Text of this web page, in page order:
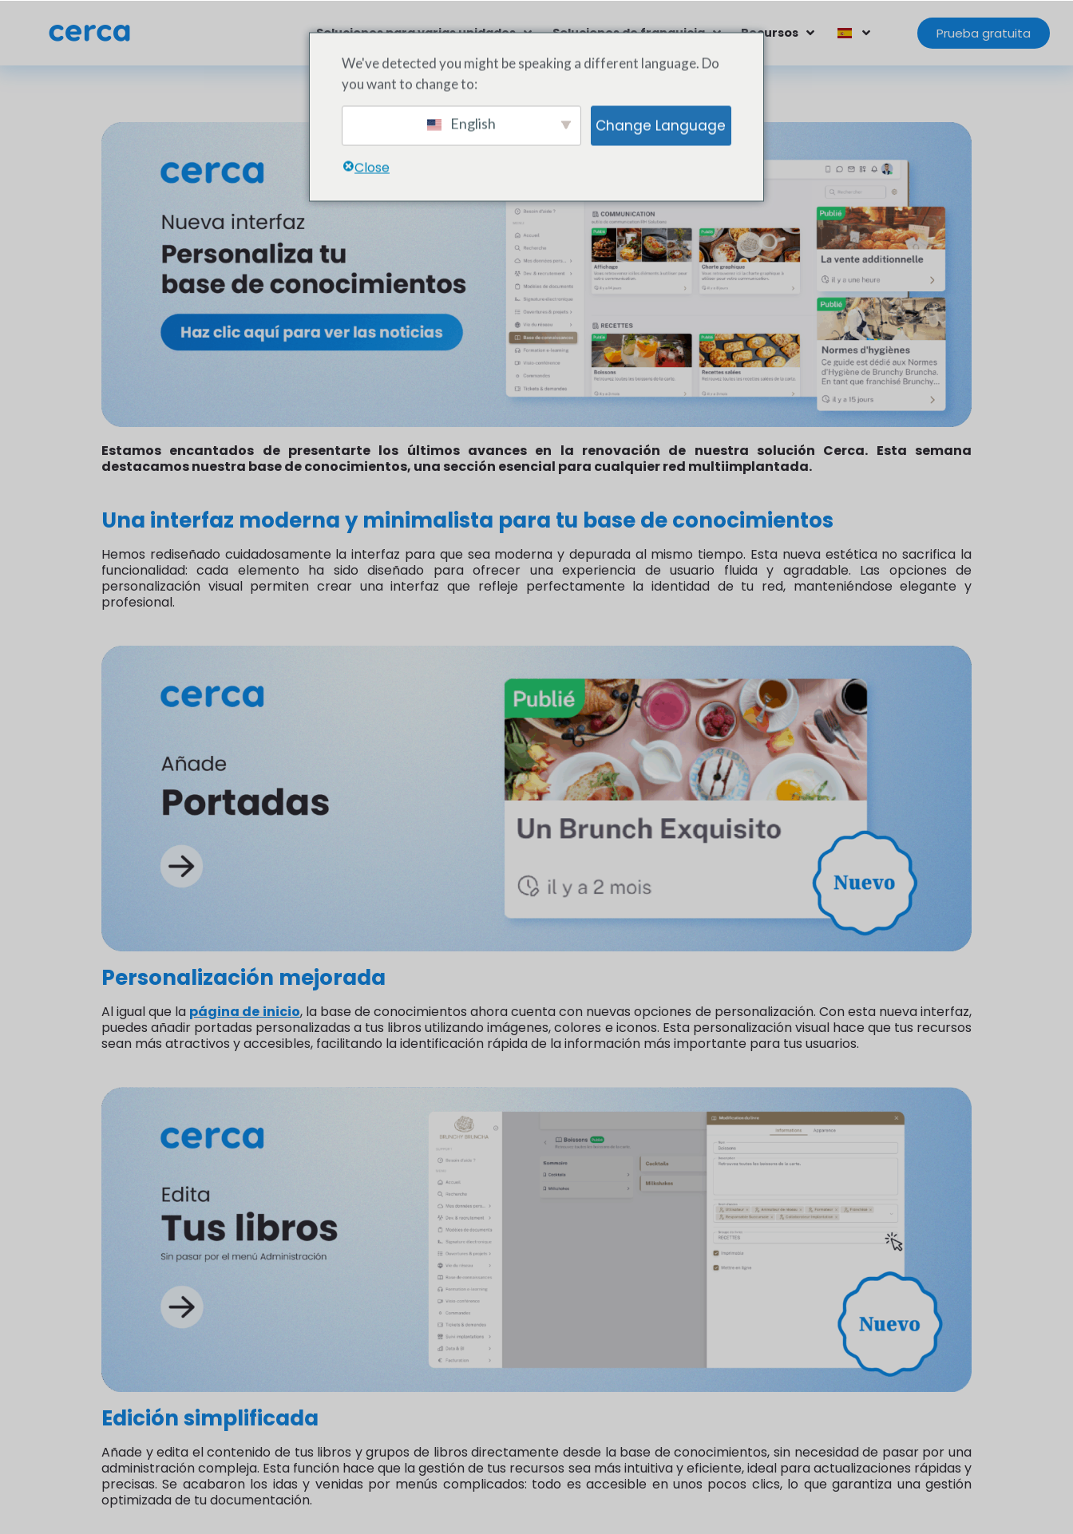
Soluciones para varias unidades Soluciones de franquicia Recursos Prueba gratuita
Estamos encantados de presentarte los últimos avances en la renovación de nuestra solución Cerca. Esta semana
destacamos nuestra base de conocimientos, una sección esencial para cualquier red multiimplantada.
Una interfaz moderna y minimalista para tu base de conocimientos
Hemos rediseñado cuidadosamente la interfaz para que sea moderna y depurada al mismo tiempo. Esta nueva estética no sacrifica la
funcionalidad: cada elemento ha sido diseñado para ofrecer una experiencia de usuario fluida y agradable. Las opciones de
personalización visual permiten crear una interfaz que refleje perfectamente la identidad de tu red, manteniéndose elegante y
profesional.
Personalización mejorada
Al igual que la página de inicio, la base de conocimientos ahora cuenta con nuevas opciones de personalización. Con esta nueva interfaz,
puedes añadir portadas personalizadas a tus libros utilizando imágenes, colores e iconos. Esta personalización visual hace que tus recursos
sean más atractivos y accesibles, facilitando la identificación rápida de la información más importante para tus usuarios.
Edición simplificada
Añade y edita el contenido de tus libros y grupos de libros directamente desde la base de conocimientos, sin necesidad de pasar por una
administración compleja. Esta función hace que la gestión de tus recursos sea más intuitiva y eficiente, ideal para actualizaciones rápidas y
precisas. Se acabaron los idas y venidas por menús complicados: todo es accesible en unos pocos clics, lo que garantiza una gestión
optimizada de tu documentación.
We've detected you might be speaking a different language. Do
you want to change to:
English Change Language
Close